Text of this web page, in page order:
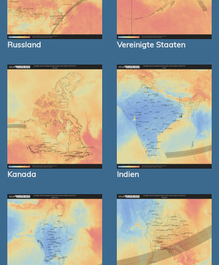
Russland Vereinigte Staaten
Kanada Indien